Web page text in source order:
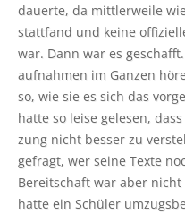
dau­er­te, da mitt­ler­wei­le
statt­fand und kei­ne
war. Dann war es
auf­nah­men im Gan­zen
so, wie sie es sich das
hat­te so lei­se gele­sen,
zung nicht bes­ser zu
gefragt, wer sei­ne Tex­te
Bereit­schaft war aber
hat­te ein Schü­ler